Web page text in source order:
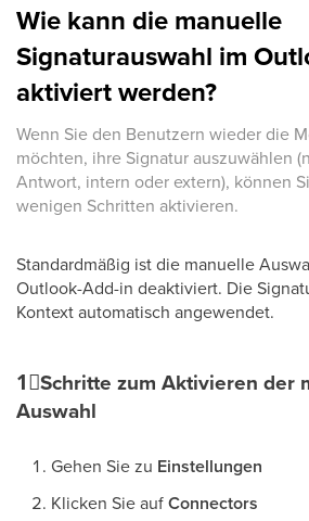
Wie kann die manuelle
Signaturauswahl im
aktiviert werden?
Wenn Sie den Benutzern wieder die
möchten, ihre Signatur auszuwählen
Antwort, intern oder extern), können
wenigen Schritten aktivieren.
Standardmäßig ist die manuelle
Outlook-Add-in deaktiviert. Die
Kontext automatisch angewendet.
1⃣Schritte zum Aktivieren der
Auswahl
Gehen Sie zu Einstellungen
Klicken Sie aufConnectors